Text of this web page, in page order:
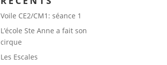
Voile CE2/CM1: séance 1
L’école Ste Anne a fait son
cirque
Les Escales